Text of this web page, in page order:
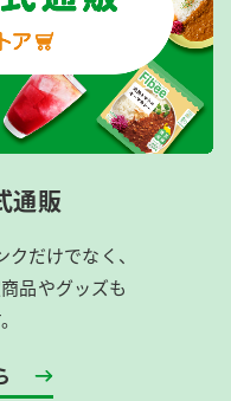
通販
だけでなく、
品やグッズも